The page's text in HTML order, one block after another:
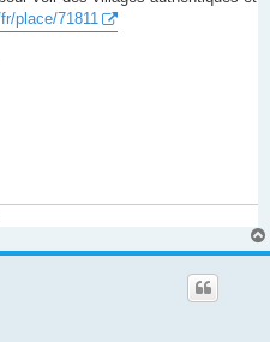
place/71811